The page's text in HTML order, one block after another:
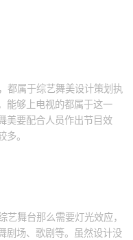
都属于综艺舞美设计策划执
能够上电视的都属于这一
美要配合人员作出节目效
。
舞台那么需要灯光效应，
剧场、歌剧等。虽然设计没